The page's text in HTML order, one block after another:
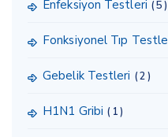
Enfeksiyon Testleri (5)
Fonksiyonel Tıp
Gebelik Testleri (2)
H1N1 Gribi (1)